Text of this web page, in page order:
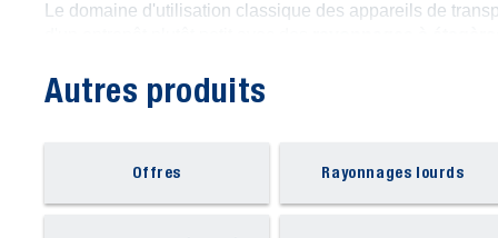
Le domaine d'utilisation classique des appareils de
à perte de vue. Dans le premier
dans la partie supérieure et d'un chariot à plate-forme
plate-forme en acier avec une petite surface de
palette, en particulier dans les segments inférieurs des
chargement. Les petits articles sont ainsi rapidement
chariots spéciaux pour bouteilles ou les roule-fûts sont
Autres produits
Offres Rayonnages lourds